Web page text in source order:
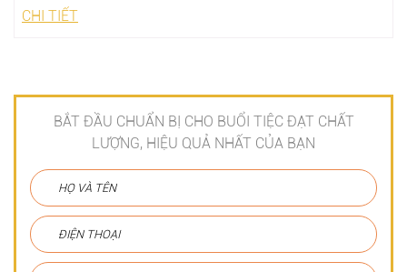
CHI TIẾT
BẮT ĐẦU CHUẨN BỊ CHO BUỔI TIỆC ĐẠT CHẤT
LƯỢNG, HIỆU QUẢ NHẤT CỦA BẠN